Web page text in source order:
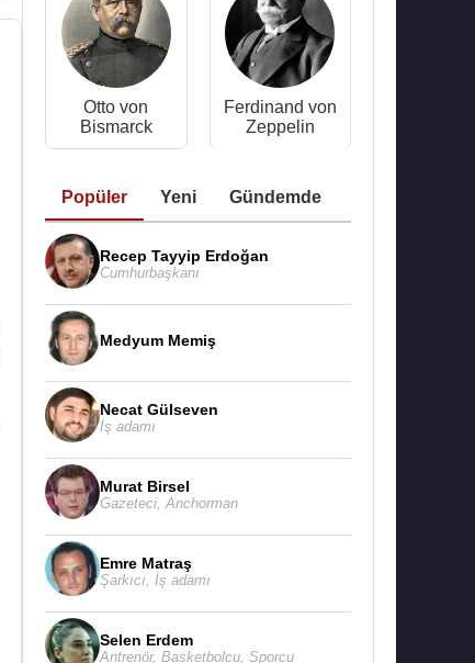
Otto von
Bismarck
Ferdinand von
Zeppelin
Popüler Yeni Gündemde
Recep Tayyip Erdoğan
Cumhurbaşkanı
Medyum Memiş
Necat Gülseven
İş adamı
Murat Birsel
Gazeteci Anchorman
Emre Matraş
Şarkıcı İş adamı
Selen Erdem
Antrenör, Basketbolcu Sporcu